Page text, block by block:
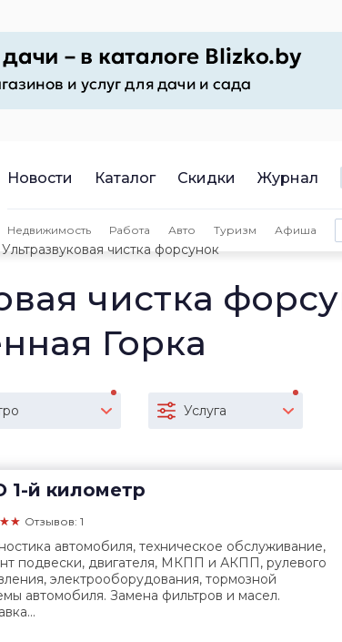
Новости Каталог Скидки Журнал
Недвижимость Работа Авто Туризм Афиша
Ультразвуковая чистка форсунок
чистка
Горка
Услуга
1-й километр
Отзывов: 1
автомобиля, техническое обслуживание,
подвески, двигателя, МКПП и АКПП, рулевого
электрооборудования, тормозной
автомобиля. Замена фильтров и масел.